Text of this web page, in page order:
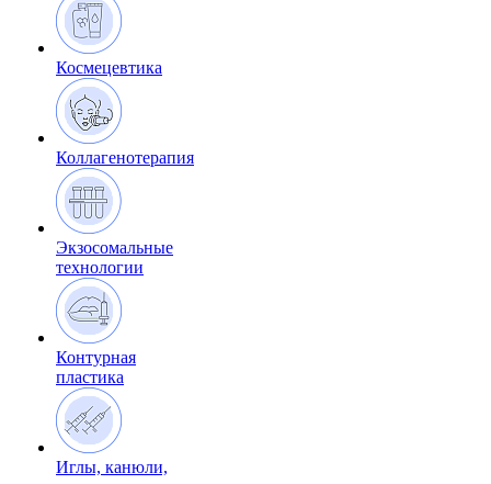
Космецевтика
Коллагенотерапия
Экзосомальные
технологии
Контурная
пластика
Иглы, канюли,